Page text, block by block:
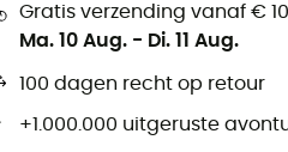
Gratis verzending vanaf €
Ma. 10 Aug. - Di. 11 Aug.
100 dagen recht op retour
+1.000.000 uitgeruste